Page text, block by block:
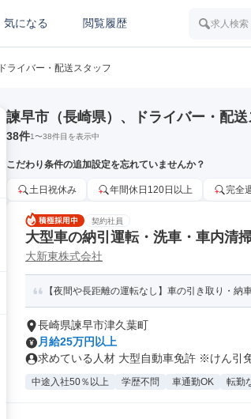
気になる 閲覧履歴 求人検索
ドライバー・配送スタッフ
諫早市（長崎県）、ドライバー・配
38件1〜38件目を表示中
こだわり条件の追加設定を忘れていませんか？
土日祝休み 年間休日120日以上 完全
契約社員
大型車の納引運転・洗車・車内清
大新東株式会社
【夜間や長距離の運転なし】車の引き取り・納
長崎県諫早市津久葉町
月給25万円以上
求めている人材 大型自動車免許 ※けん引
中途入社50％以上 学歴不問 車通勤OK 転勤